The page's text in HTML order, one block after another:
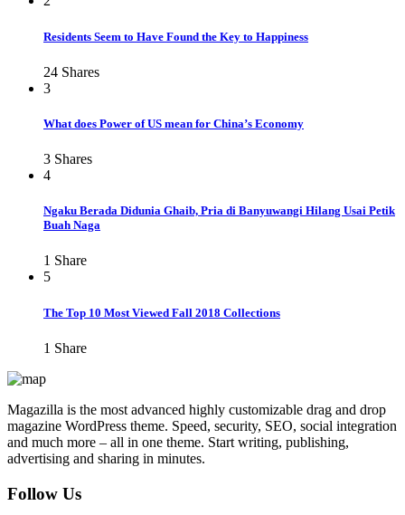
Residents Seem to Have Found the Key to Happiness
24 Shares
3
What does Power of US mean for China’s Economy
3 Shares
4
Ngaku Berada Didunia Ghaib, Pria di Banyuwangi Hilang Usai Petik
Buah Naga
1 Share
5
The Top 10 Most Viewed Fall 2018 Collections
1 Share
Magazilla is the most advanced highly customizable drag and drop
magazine WordPress theme. Speed, security, SEO, social integration
and much more – all in one theme. Start writing, publishing,
advertising and sharing in minutes.
Follow Us